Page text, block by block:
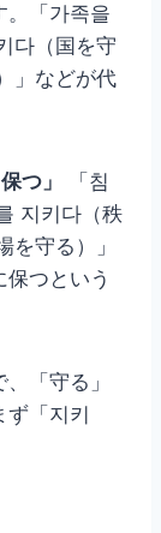
。「가족을
다（国を守
」などが代
つ」
「침
지키다（秩
守る）」
つという
「守る」
ず「지키